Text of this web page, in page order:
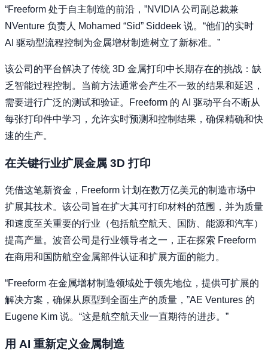
“Freeform 处于自主制造的前沿，”NVIDIA 公司副总裁兼
NVenture 负责人 Mohamed “Sid” Siddeek 说。“他们的实时
AI 驱动型流程控制为金属增材制造树立了新标准。”
该公司的平台解决了传统 3D 金属打印中长期存在的挑战：缺
乏智能过程控制。当前方法通常会产生不一致的结果和延迟，
需要进行广泛的测试和验证。Freeform 的 AI 驱动平台不断从
每张打印件中学习，允许实时预测和控制结果，确保精确和快
速的生产。
在关键行业扩展金属 3D 打印
凭借这笔新资金，Freeform 计划在数万亿美元的制造市场中
扩展其技术。该公司旨在扩大其可打印材料的范围，并为质量
和速度至关重要的行业（包括航空航天、国防、能源和汽车）
提高产量。波音公司是行业领导者之一，正在探索 Freeform
在商用和国防航空金属部件认证和扩展方面的能力。
“Freeform 在金属增材制造领域处于领先地位，提供可扩展的
解决方案，确保从原型到全面生产的质量，”AE Ventures 的
Eugene Kim 说。“这是航空航天业一直期待的进步。”
用 AI 重新定义金属制造